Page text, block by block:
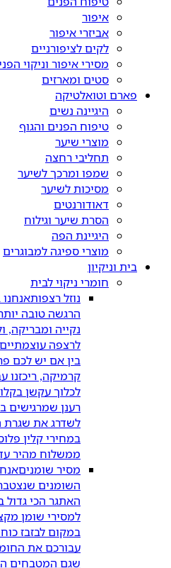
איפור
אביזרי איפור
לקים לציפורניים
מסירי איפור וניקוי
סטים ומארזים
פארם וטואלטיקה
היגיינה נשים
טיפוח הפנים והגוף
מוצרי שיער
תחליבי רחצה
שמפו ומרכך לשיער
מסיכות לשיער
דאודורנטים
הסרת שיער וגילוח
היגיינת הפה
מוצרי ספיגה למבוגרים
בית וניקיון
חומרי ניקוי לבית
נוזל רצפותאנחנו
הרגשה טובה
נקייה ומבריקה,
לרצפה
בין אם יש לכם
קרמיקה, ריכזנו
לכלוך עקשן
רענן שמרגישים
לשדרג את שגרת
במחירי קלין
ממשלוח מהיר
מסיר שומנים
השומנים
האתגר הכי גדול
למסירי שומן
במקום לבזבז
עבורכם את
שגם המטבחים